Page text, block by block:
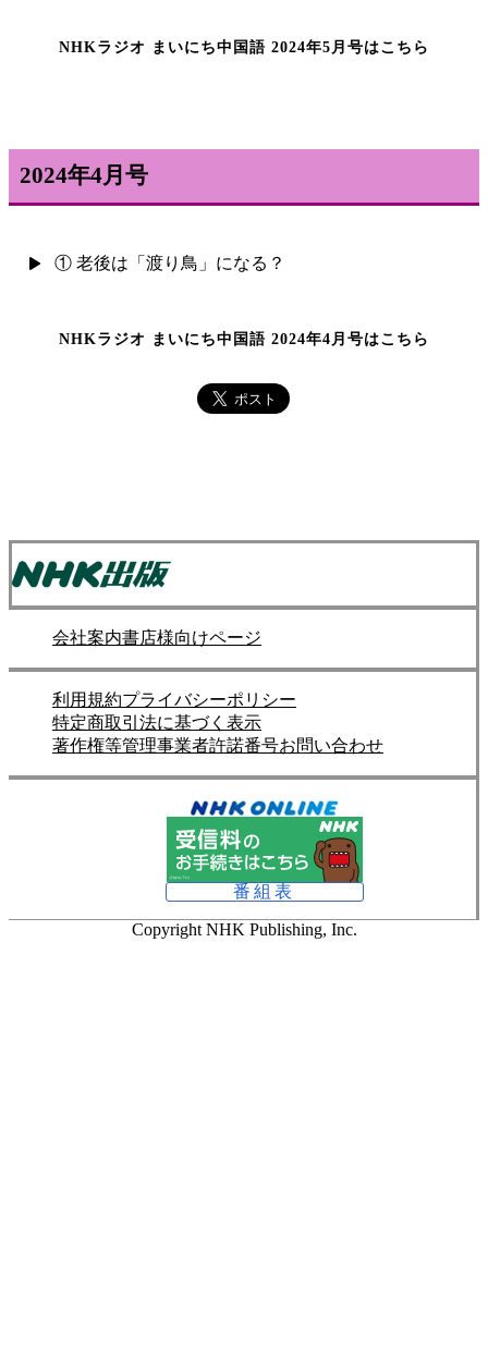
NHKラジオ まいにち中国語 2024年5月号はこちら
2024年4月号
① 老後は「渡り鳥」になる？
NHKラジオ まいにち中国語 2024年4月号はこちら
会社案内書店様向けページ
利用規約プライバシーポリシー
特定商取引法に基づく表示
著作権等管理事業者許諾番号お問い合わせ
番組表
Copyright NHK Publishing, Inc.